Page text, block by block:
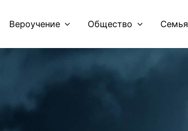
Вероучение Общество Семья